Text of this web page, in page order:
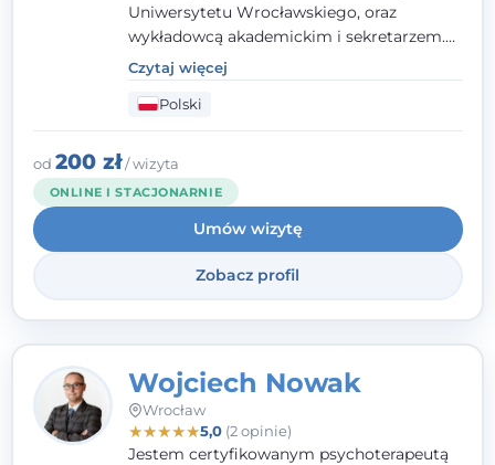
Uniwersytetu Wrocławskiego, oraz
wykładowcą akademickim i sekretarzem.
Dodatkowo mam kwalifikacje mediatora,
specjalizując się w sprawach rodzinnych,
cywilnych oraz karnych.
Czytaj więcej
Polski
od 200 zł/ wizyta
ONLINE I STACJONARNIE
Umów wizytę
Zobacz profil
Wojciech Nowak
Wrocław
★★★★★5,0(2 opinie)
Jestem certyfikowanym psychoterapeutą